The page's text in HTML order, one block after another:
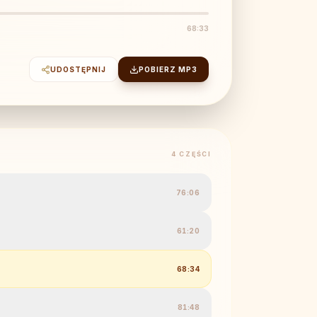
68:33
UDOSTĘPNIJ POBIERZ MP3
4 CZĘŚCI
76:06
61:20
68:34
81:48